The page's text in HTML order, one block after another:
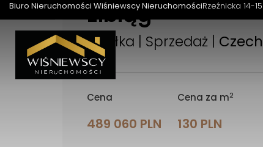
Biuro Nieruchomości Wiśniewscy NieruchomościRzeźnicka 14-
Elbląg
Działka | Sprzedaż |
Cena
489 060 PLN
Cena za m2
130 PLN